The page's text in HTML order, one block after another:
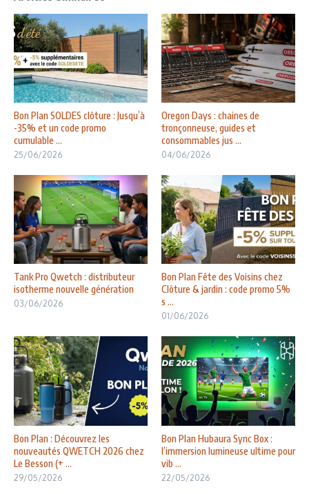
Bon Plan SOLDES clôture : Jusqu’à
-35% et un code promo
cumulable ...
25/06/2026
Oregon Days : chaines de
tronçonneuse, guides et
consommables jus ...
04/06/2026
Tank Pro Qwetch : distributeur
isotherme nouvelle génération
03/06/2026
Bon Plan Fête des Voisins chez
Clôture & jardin : code promo 5%
s ...
01/06/2026
Bon Plan : Découvrez les
nouveautés QWETCH 2026 chez
Le Besson (+ ...
29/05/2026
Bon Plan Hubaura Sync Box :
l’immersion lumineuse ultime pour
vib ...
22/05/2026